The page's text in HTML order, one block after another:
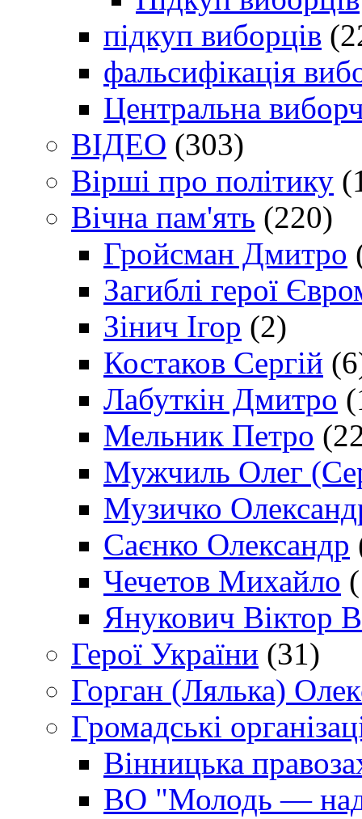
підкуп виборців
фальсифікація
Центральна
ВІДЕО (303)
Вірші про політику
Вічна пам'ять (220)
Гройсман Дмитро
Загиблі герої
Зінич Ігор (2)
Костаков Сергій
Лабуткін Дмитро
Мельник Петро
Мужчиль Олег
Музичко
Саєнко Олександр
Чечетов Михайло
Янукович Віктор
Герої України (31)
Горган (Лялька)
Громадські
Вінницька
ВО "Молодь —